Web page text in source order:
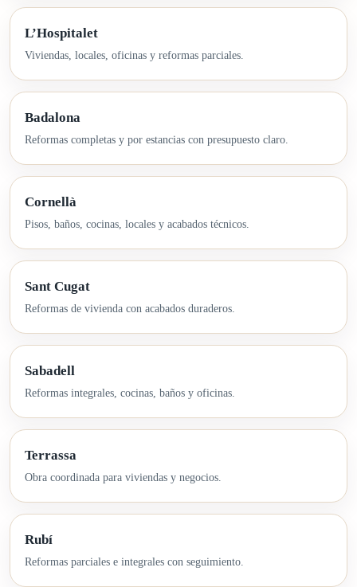
L’Hospitalet
Viviendas, locales, oficinas y reformas parciales.
Badalona
Reformas completas y por estancias con presupuesto claro.
Cornellà
Pisos, baños, cocinas, locales y acabados técnicos.
Sant Cugat
Reformas de vivienda con acabados duraderos.
Sabadell
Reformas integrales, cocinas, baños y oficinas.
Terrassa
Obra coordinada para viviendas y negocios.
Rubí
Reformas parciales e integrales con seguimiento.